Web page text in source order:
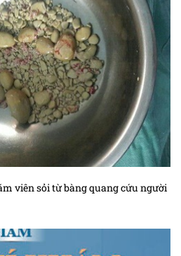
quản
hoàn
mô
giáp
nước bọt
tiền liệt
tụy
họng
viên sỏi từ bàng quang cứu người